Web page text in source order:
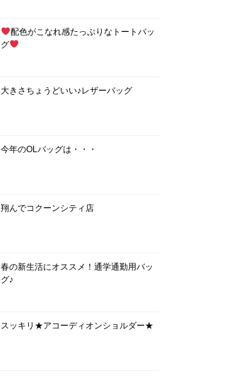
配色がこなれ感たっぷりなトートバッ
グ
大きさちょうどいい♪レザーバッグ
今年のOLバッグは・・・
翔んでコクーンシティ店
春の新生活にオススメ！通学通勤用バッ
グ♪
スッキリ★アコーディオンショルダー★